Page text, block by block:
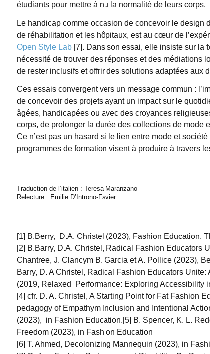
étudiants pour mettre à nu la normalité de leurs corps.
Le handicap comme occasion de concevoir le
de réhabilitation et les hôpitaux, est au cœur de
Open Style Lab [7]. Dans son essai, elle insiste sur la
nécessité de trouver des réponses et des médiations
de rester inclusifs et offrir des solutions adaptées aux
Ces essais convergent vers un message commun :
de concevoir des projets ayant un impact sur le
âgées, handicapées ou avec des croyances
corps, de prolonger la durée des collections de mode
Ce n’est pas un hasard si le lien entre mode et
programmes de formation visent à produire à travers
Traduction de l’italien : Teresa Maranzano
Relecture : Emilie D’Introno-Favier
[1] B.Berry, D.A. Christel (2023), Fashion Education.
[2] B.Barry, D.A. Christel, Radical Fashion Educators
Chantree, J. Clancym B. Garcia et A. Pollice (2023),
Barry, D. A Christel, Radical Fashion Educators
(2019, Relaxed Performance: Exploring Accessibility
[4] cfr. D. A. Christel, A Starting Point for Fat Fashion
pedagogy of Empathym Inclusion and Intentional
(2023), in Fashion Education.[5] B. Spencer, K. L.
Freedom (2023), in Fashion Education
[6] T. Ahmed, Decolonizing Mannequin (2023), in